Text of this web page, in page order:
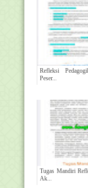
Refleksi
Peser...
Tugas Mandiri
Ak...